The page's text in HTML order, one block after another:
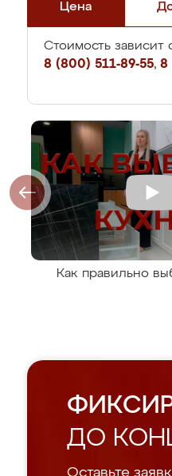
Цена
Стоимость зависит
8 (800) 511-89-55, 8
Как правильно
ДО
Оставьте